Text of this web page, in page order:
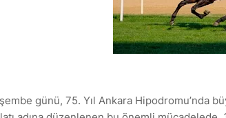
günü, 75. Yıl Ankara Hipodromu’nda